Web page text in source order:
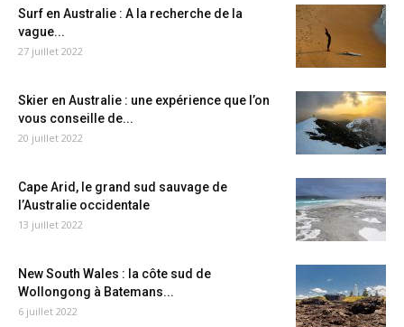
Surf en Australie : A la recherche de la
vague...
27 juillet 2022
Skier en Australie : une expérience que l’on
vous conseille de...
20 juillet 2022
Cape Arid, le grand sud sauvage de
l’Australie occidentale
13 juillet 2022
New South Wales : la côte sud de
Wollongong à Batemans...
6 juillet 2022